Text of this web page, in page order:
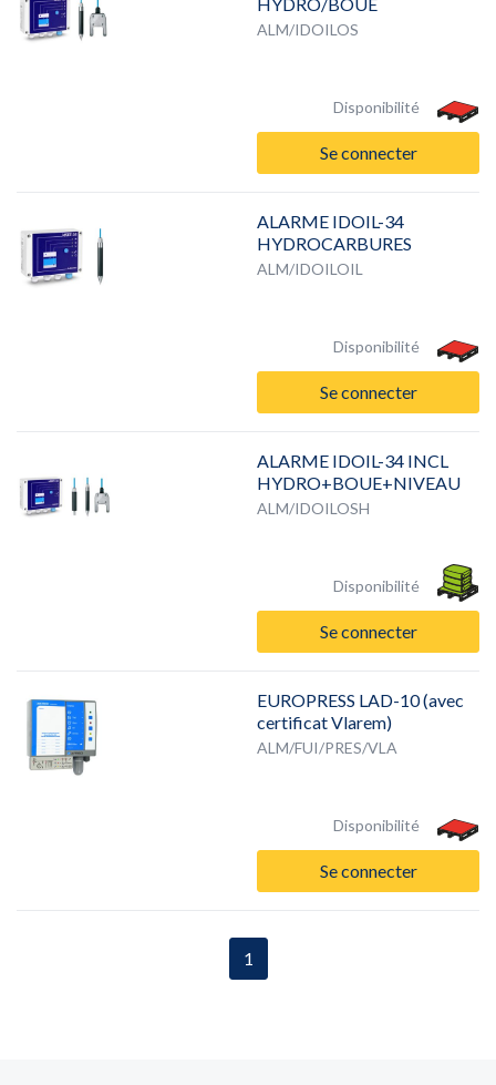
ALM/IDOILOS
Disponibilité
Se connecter
ALARME IDOIL-34
HYDROCARBURES
ALM/IDOILOIL
Disponibilité
Se connecter
ALARME IDOIL-34 INCL
HYDRO+BOUE+NIVEAU
ALM/IDOILOSH
Disponibilité
Se connecter
EUROPRESS LAD-10 (avec
certificat Vlarem)
ALM/FUI/PRES/VLA
Disponibilité
Se connecter
1